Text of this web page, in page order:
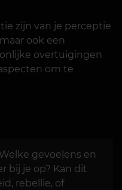
zijn van je perceptie
ook een
overtuigingen
om te
gevoelens en
bij je op? Kan dit
rebellie, of